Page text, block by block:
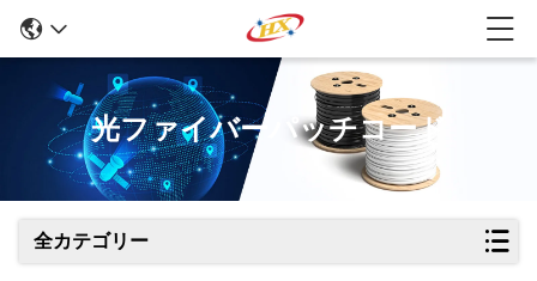
光ファイバーパッチコード
全カテゴリー